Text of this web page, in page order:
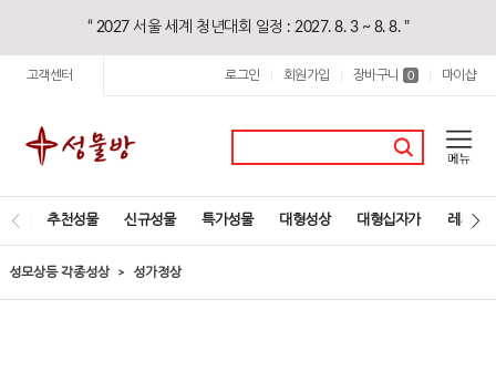
“ 2027 서울 세계 청년대회 일정 : 2027. 8. 3 ~ 8. 8. "
고객센터 로그인 회원가입 장바구니 0 마이샵
추천성물 신규성물 특가성물 대형성상 대형십자가 레지오
성모상등 각종성상 성가정상